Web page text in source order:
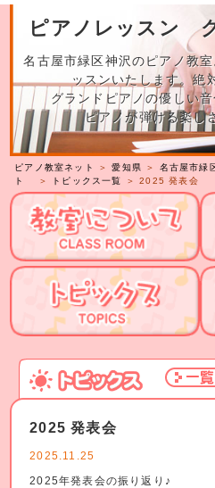
ピアノレッスン
名古屋市緑区神沢のピアノ教
ッスンいたします。絶
グランドピアノの優しい
ピアノが弾ける楽し
ピアノ教室ネット ＞愛知県 ＞ 名古屋市緑
ト
＞ トピックス一覧 ＞ 2025 発表会
2025 発表会
2025.11.25
2025年発表会の振り返り♪